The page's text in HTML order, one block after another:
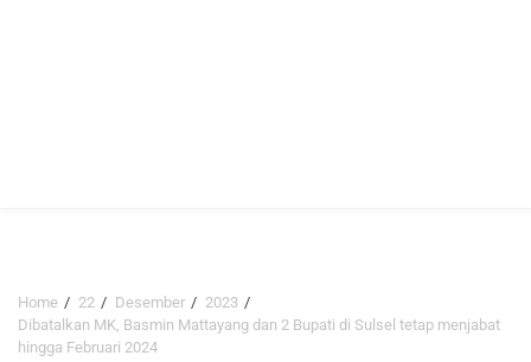
Home 22 Desember
2023
Dibatalkan MK, Basmin Mattayang dan 2 Bupati di Sulsel tetap menjabat
hingga Februari 2024